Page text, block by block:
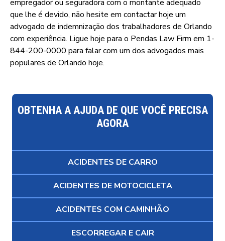
empregador ou seguradora com o montante adequado
que lhe é devido, não hesite em contactar hoje um
advogado de indemnização dos trabalhadores de Orlando
com experiência. Ligue hoje para o Pendas Law Firm em 1-
844-200-0000 para falar com um dos advogados mais
populares de Orlando hoje.
OBTENHA A AJUDA DE QUE VOCÊ PRECISA
AGORA
ACIDENTES DE CARRO
ACIDENTES DE MOTOCICLETA
ACIDENTES COM CAMINHÃO
ESCORREGAR E CAIR